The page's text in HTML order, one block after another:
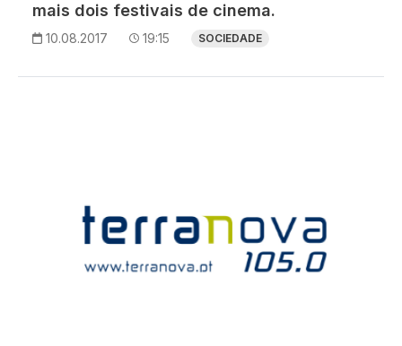
mais dois festivais de cinema.
10.08.2017 19:15 SOCIEDADE